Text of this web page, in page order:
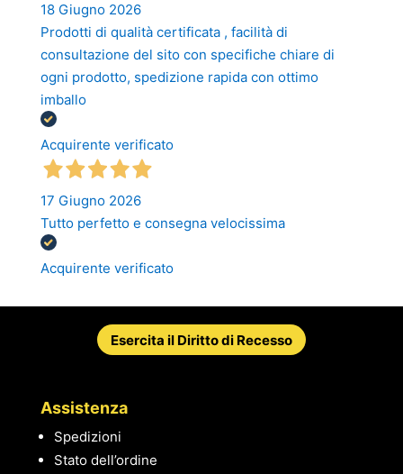
18 Giugno 2026
Prodotti di qualità certificata , facilità di
consultazione del sito con specifiche chiare di
ogni prodotto, spedizione rapida con ottimo
imballo
Acquirente verificato
17 Giugno 2026
Tutto perfetto e consegna velocissima
Acquirente verificato
Esercita il Diritto di Recesso
Assistenza
Spedizioni
Stato dell’ordine